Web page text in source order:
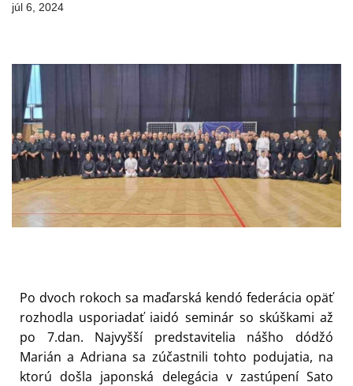
júl 6, 2024
Po dvoch rokoch sa maďarská kendó federácia opäť
rozhodla usporiadať iaidó seminár so skúškami až
po 7.dan. Najvyšší predstavitelia nášho dódžó
Marián a Adriana sa zúčastnili tohto podujatia, na
ktorú došla japonská delegácia v zastúpení Sato